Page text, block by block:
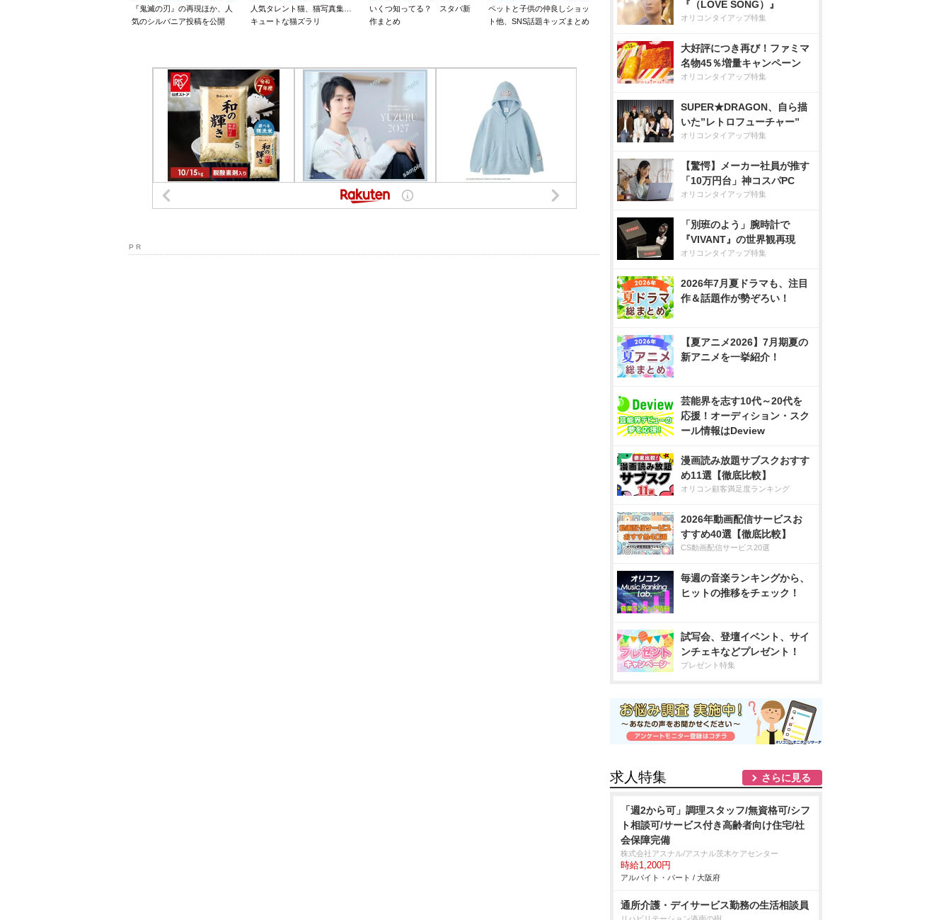
『鬼滅の刃』の再現ほか、人
気のシルバニア投稿を公開
人気タレント猫、猫写真集…
キュートな猫ズラリ
いくつ知ってる？ スタバ新
作まとめ
ペットと子供の仲良しショッ
ト他、SNS話題キッズまとめ
P R
『（LOVE SONG）』
オリコンタイアップ特集
大好評につき再び！ファミマ
名物45％増量キャンペーン
オリコンタイアップ特集
SUPER★DRAGON、自ら描
いた”レトロフューチャー”
オリコンタイアップ特集
【驚愕】メーカー社員が推す
「10万円台」神コスパPC
オリコンタイアップ特集
「別班のよう」腕時計で
『VIVANT』の世界観再現
オリコンタイアップ特集
2026年7月夏ドラマも、注目
作＆話題作が勢ぞろい！
【夏アニメ2026】7月期夏の
新アニメを一挙紹介！
芸能界を志す10代～20代を
応援！オーディション・スク
ール情報はDeview
漫画読み放題サブスクおすす
め11選【徹底比較】
オリコン顧客満足度ランキング
2026年動画配信サービスお
すすめ40選【徹底比較】
CS動画配信サービス20選
毎週の音楽ランキングから、
ヒットの推移をチェック！
試写会、登壇イベント、サイ
ンチェキなどプレゼント！
プレゼント特集
求人特集 さらに見る
「週2から可」調理スタッフ/無資格可/シフ
ト相談可/サービス付き高齢者向け住宅/社
会保障完備
株式会社アスナル/アスナル茨木ケアセンター
時給1,200円
アルバイト・パート / 大阪府
通所介護・デイサービス勤務の生活相談員